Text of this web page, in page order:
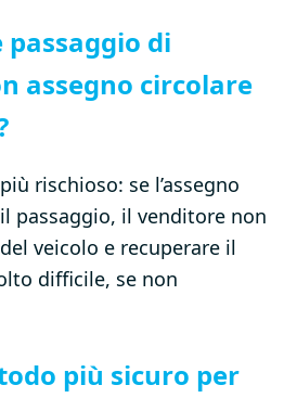
passaggio di
assegno circolare
rischioso: se l’assegno
passaggio, il venditore non
veicolo e recuperare il
difficile, se non
più sicuro per